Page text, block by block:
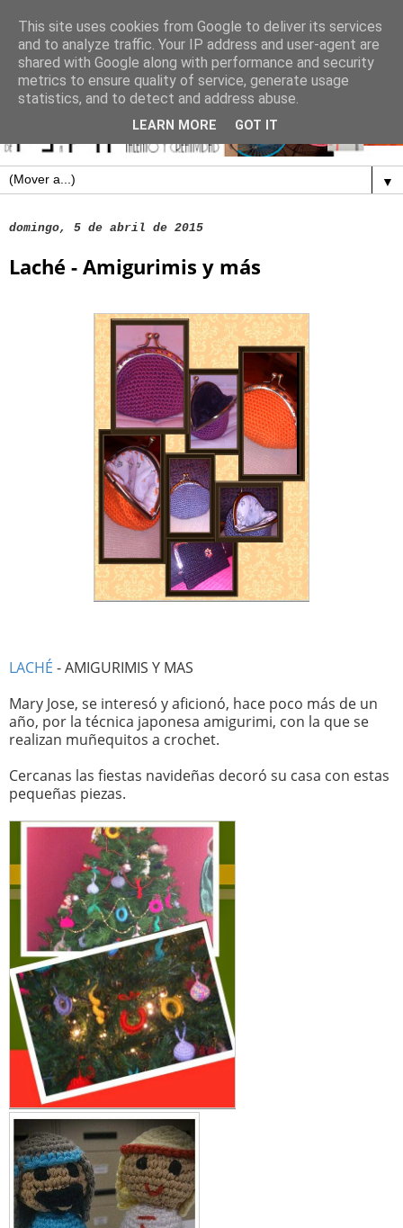
▼
domingo, 5 de abril de 2015
Laché - Amigurimis y más
LACHÉ - AMIGURIMIS Y MAS
Mary Jose, se interesó y aficionó, hace poco más de un
año, por la técnica japonesa amigurimi, con la que se
realizan muñequitos a crochet.
Cercanas las fiestas navideñas decoró su casa con estas
pequeñas piezas.
This site uses cookies from Google to deliver its services
and to analyze traffic. Your IP address and user-agent are
shared with Google along with performance and security
metrics to ensure quality of service, generate usage
statistics, and to detect and address abuse.
LEARN MORE GOT IT